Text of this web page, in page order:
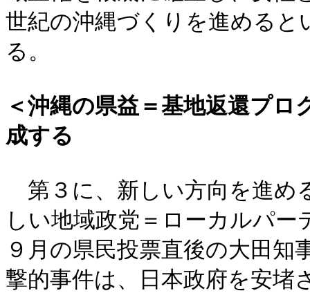
世紀の沖縄づくりを進める
る。
＜沖縄の県益＝基地返還プ
成する
第３に、新しい方向を進め
しい地域政党＝ローカルパ
９月の県民投票直後の大田知
撃的事件は、日本政府を安堵